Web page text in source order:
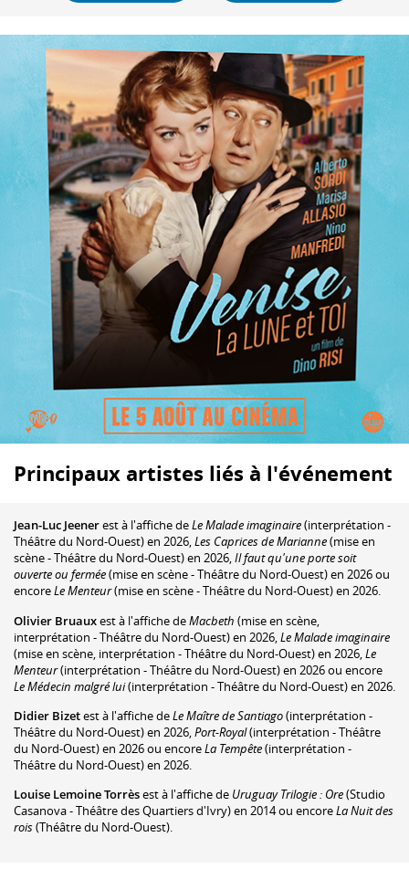
Principaux artistes liés à l'événement
Jean-Luc Jeenerest à l'affiche deLe Malade imaginaire(interprétation -
Théâtre du Nord-Ouest) en 2026,Les Caprices de Marianne(mise en
scène - Théâtre du Nord-Ouest) en 2026,Il faut qu'une porte soit
ouverte ou fermée(mise en scène - Théâtre du Nord-Ouest) en 2026 ou
encoreLe Menteur(mise en scène - Théâtre du Nord-Ouest) en 2026.
Olivier Bruauxest à l'affiche deMacbeth (mise en scène,
interprétation - Théâtre du Nord-Ouest) en 2026, Le Malade imaginaire
(mise en scène, interprétation - Théâtre du Nord-Ouest) en 2026, Le
Menteur(interprétation - Théâtre du Nord-Ouest) en 2026 ou encore
Le Médecin malgré lui(interprétation - Théâtre du Nord-Ouest) en 2026.
Didier Bizetest à l'affiche deLe Maître de Santiago(interprétation -
Théâtre du Nord-Ouest) en 2026,Port-Royal(interprétation - Théâtre
du Nord-Ouest) en 2026 ou encoreLa Tempête(interprétation -
Théâtre du Nord-Ouest) en 2026.
Louise Lemoine Torrèsest à l'affiche de Uruguay Trilogie : Ore(Studio
Casanova - Théâtre des Quartiers d'Ivry) en 2014 ou encoreLa Nuit des
rois(Théâtre du Nord-Ouest).